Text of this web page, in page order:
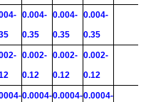
0.004-
0.35
0.004-
0.35
0.004-
0.35
0.002-
0.12
0.002-
0.12
0.002-
0.12
0.0004-0.0004-0.0004-